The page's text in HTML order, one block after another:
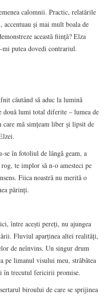
calomnii. Practic, relatările
şi mai mult boala de
această fiinţă? Elza
putea dovedi contrariul.
căutând să aduc la lumină
două lumi total diferite – lumea de
care mă simţeam liber şi lipsit de
în fotoliul de lângă geam, a
te implor să n-o amesteci pe
Fiica noastră nu merită o
părinţi.
între aceşti pereţi, nu ajungea
Fluviul aparţinea altei realităţi,
de neînvins. Un singur drum
pe limanul visului meu, străbătea
în trecutul fericirii promise.
biroului de care se sprijinea